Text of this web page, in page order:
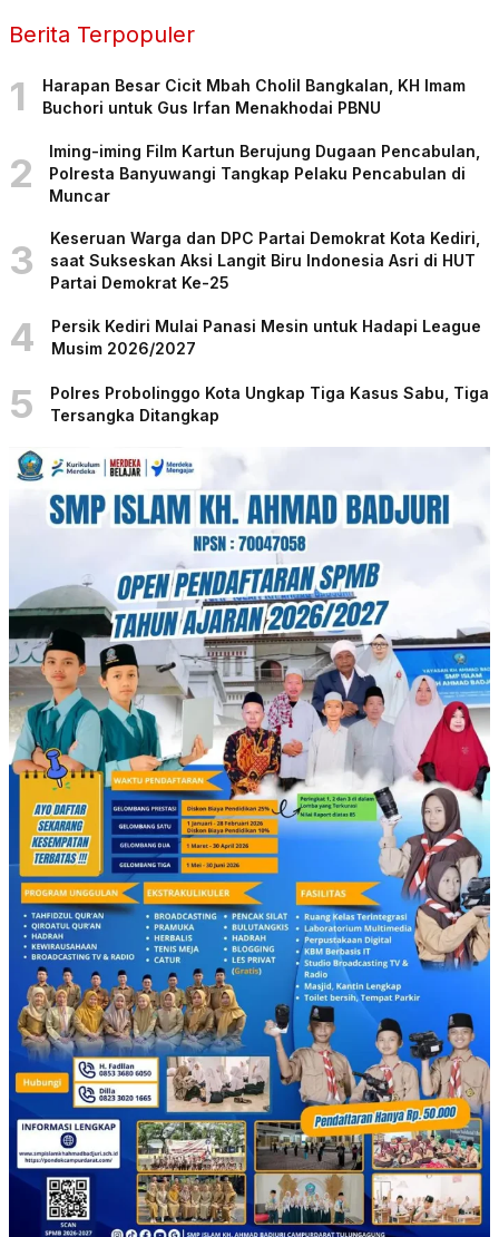
Berita Terpopuler
1
Harapan Besar Cicit Mbah Cholil Bangkalan, KH Imam
Buchori untuk Gus Irfan Menakhodai PBNU
2
Iming-iming Film Kartun Berujung Dugaan Pencabulan,
Polresta Banyuwangi Tangkap Pelaku Pencabulan di
Muncar
3
Keseruan Warga dan DPC Partai Demokrat Kota Kediri,
saat Sukseskan Aksi Langit Biru Indonesia Asri di HUT
Partai Demokrat Ke-25
4
Persik Kediri Mulai Panasi Mesin untuk Hadapi League
Musim 2026/2027
5
Polres Probolinggo Kota Ungkap Tiga Kasus Sabu, Tiga
Tersangka Ditangkap